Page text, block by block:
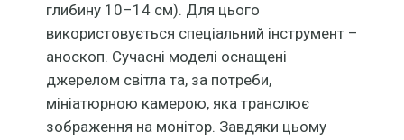
глибину 10–14 см). Для цього
використовується спеціальний інструмент –
аноскоп. Сучасні моделі оснащені
джерелом світла та, за потреби,
мініатюрною камерою, яка транслює
зображення на монітор. Завдяки цьому